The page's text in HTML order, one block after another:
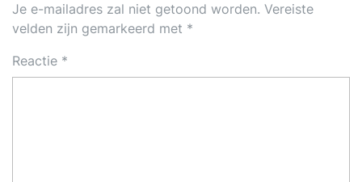
Je e-mailadres zal niet getoond worden. Vereiste
velden zijn gemarkeerd met *
Reactie *